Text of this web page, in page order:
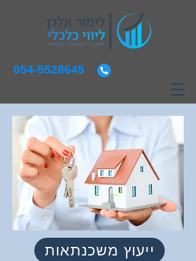
054-5528645
ייעוץ משכנתאות